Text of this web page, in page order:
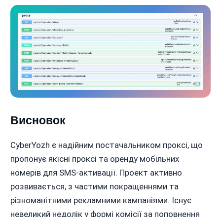
Висновок
CyberYozh є надійним постачальником проксі, що
пропонує якісні проксі та оренду мобільних
номерів для SMS-активації. Проект активно
розвивається, з частими покращеннями та
різноманітними рекламними кампаніями. Існує
невеликий недолік у формі комісії за поповнення